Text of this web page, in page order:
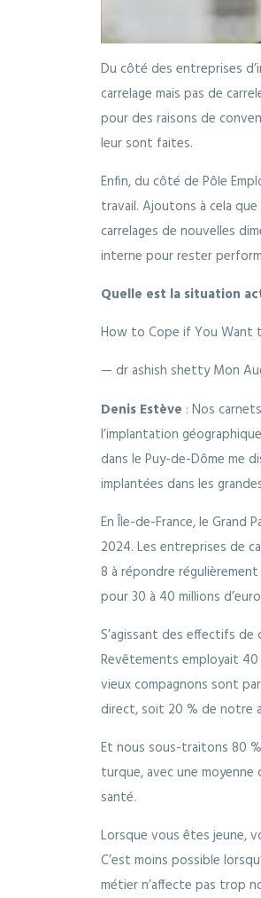
Du côté des entreprises
carrelage mais pas de
pour des raisons de
leur sont faites.
Enfin, du côté de Pôle
travail. Ajoutons à cela
carrelages de nouvelles
interne pour rester
Quelle est la situation
How to Cope if You Want
— dr ashish shettyMon
Denis Estève : Nos
l’implantation
dans le Puy-de-Dôme me
implantées dans les
En Île-de-France, le Grand
2024. Les entreprises de
8 à répondre
pour 30 à 40 millions
S’agissant des effectifs de
Revêtements employait 40
vieux compagnons sont
direct, soit 20 % de notre
Et nous sous-traitons 80
turque, avec une moyenne
santé.
Lorsque vous êtes jeune,
C’est moins possible
métier n’affecte pas trop